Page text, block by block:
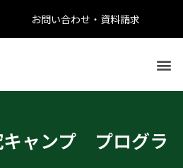
お問い合わせ・資料請求
キャンプ プログラ